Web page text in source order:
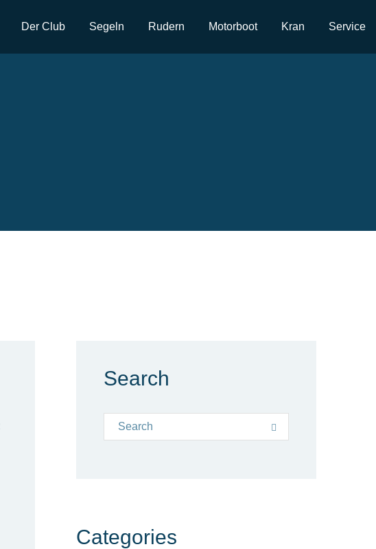
Der Club Segeln Rudern Motorboot Kran Service
Search
Search for:
Categories